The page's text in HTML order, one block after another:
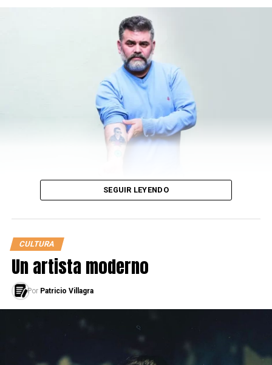
SEGUIR LEYENDO
CULTURA
Un artista moderno
Por Patricio Villagra